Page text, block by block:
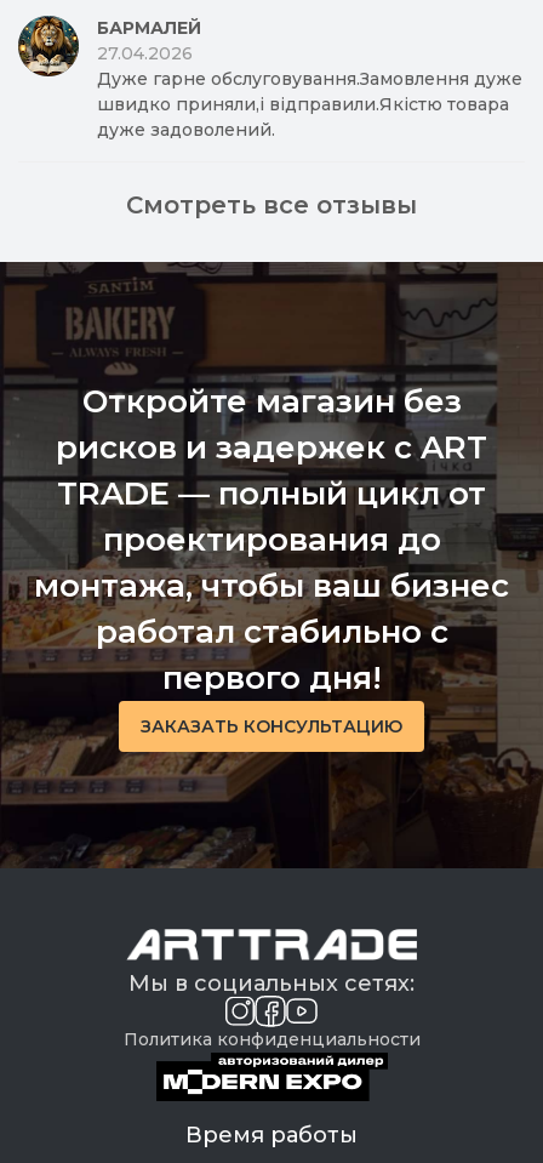
БАРМАЛЕЙ
27.04.2026
Дуже гарне обслуговування.Замовлення дуже
швидко приняли,і відправили.Якістю товара
дуже задоволений.
Смотреть все отзывы
Откройте магазин без
рисков и задержек с ART
TRADE — полный цикл от
проектирования до
монтажа, чтобы ваш бизнес
работал стабильно с
первого дня!
ЗАКАЗАТЬ КОНСУЛЬТАЦИЮ
Мы в социальных сетях:
Политика конфиденциальности
Время работы